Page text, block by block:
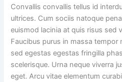
Convallis convallis tellus id
ultrices. Cum sociis natoque
euismod lacinia at quis risus sed
Faucibus purus in massa tempor
sed egestas egestas fringilla
scelerisque. Urna neque viverra
eget. Arcu vitae elementum